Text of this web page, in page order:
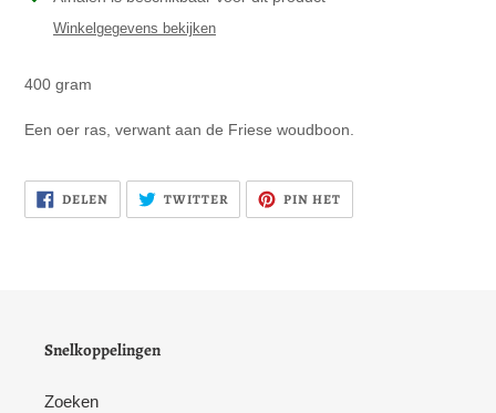
toegevoegen
winkelwagen
Winkelgegevens bekijken
400 gram
Een oer ras, verwant aan de Friese woudboon.
DELENDELEN
FACEBOOK
TWITTER PLAATS
TWEET
OP
PIN HET
PINTEREST
Snelkoppelingen
Zoeken